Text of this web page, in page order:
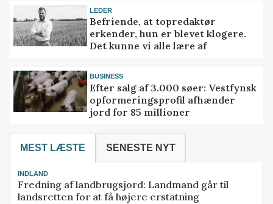
LEDER
Befriende, at topredaktør
erkender, hun er blevet klogere.
Det kunne vi alle lære af
BUSINESS
Efter salg af 3.000 søer: Vestfynsk
opformeringsprofil afhænder
jord for 85 millioner
MEST LÆSTE SENESTE NYT
INDLAND
Fredning af landbrugsjord: Landmand går til
landsretten for at få højere erstatning